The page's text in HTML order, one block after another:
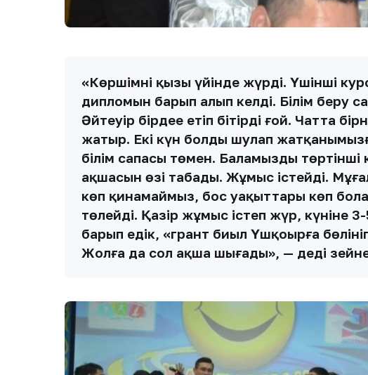
«Көршімнің қызы үйінде жүрді. Үшінші
дипломын барып алып келді. Білім беру
Әйтеуір бірдеңе етіп бітірді ғой. Чатта
жатыр. Екі күн болды шулап
білім сапасы төмен. Баламызды
ақшасын өзі табады. Жұмыс істейді.
көп қинамаймыз, бос уақыттары көп
төлейді. Қазір жұмыс істеп жүр, күніне
барып едік, «грант биыл Үшқоңырға
Жолға да сол ақша шығады», — деді